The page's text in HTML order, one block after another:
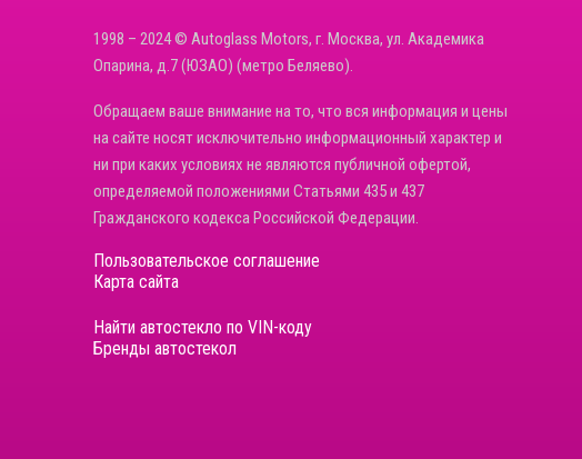
1998 – 2024 © Autoglass Motors, г. Москва, ул. Академика
Опарина, д.7 (ЮЗАО) (метро Беляево).
Обращаем ваше внимание на то, что вся информация и цены
на сайте носят исключительно информационный характер и
ни при каких условиях не являются публичной офертой,
определяемой положениями Статьями 435 и 437
Гражданского кодекса Российской Федерации.
Пользовательское соглашение
Карта сайта
Найти автостекло по VIN-коду
Бренды автостекол